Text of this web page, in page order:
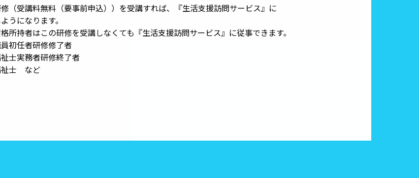
（受講料無料（要事前申込））を受講すれば、『生活支援訪問サービス』に
になります。
者はこの研修を受講しなくても『生活支援訪問サービス』に従事できます。
者研修修了者
務者研修終了者
など